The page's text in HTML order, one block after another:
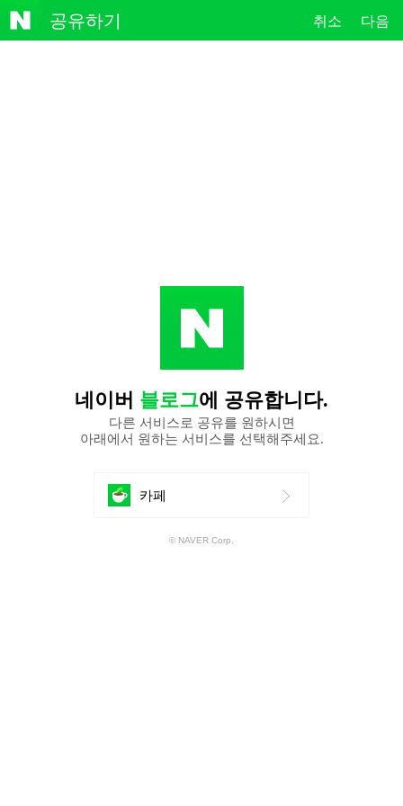
NAVE
공유하기 취소 다음
네이버 블로그에 공유합니다.
다른 서비스로 공유를 원하시면
아래에서 원하는 서비스를 선택해주세요.
카페
공
© NAVER Corp.